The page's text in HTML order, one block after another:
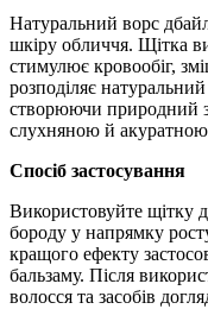
Натуральний ворс
шкіру обличчя. Щітка
стимулює кровообіг,
розподіляє
створюючи природний
слухняною й
Спосіб застосування
Використовуйте щітку
бороду у напрямку
кращого ефекту
бальзаму. Після
волосся та засобів